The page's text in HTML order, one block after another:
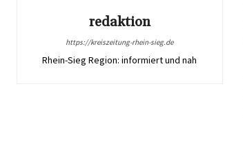
redaktion
https://kreiszeitung-rhein-sieg.de
Rhein-Sieg Region: informiert und nah